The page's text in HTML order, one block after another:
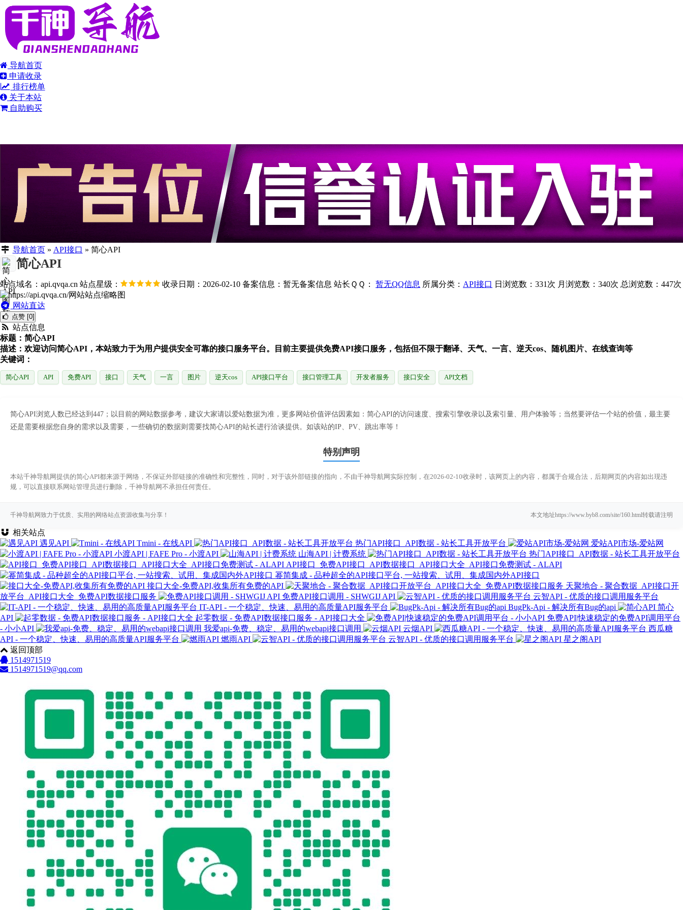
导航首页
申请收录
排行榜单
关于本站
自助购买
导航首页» API接口 » 简心API
简心API
站点域名：api.qvqa.cn 站点星级： 收录日期：2026-02-10 备案信息： 暂无备案信息 站长ＱＱ： 暂无QQ信息 所属分类： API接口 日浏览数：331次 月浏览数：340次 总浏览数：447次
网站直达
点赞 [0]
站点信息
标题：简心API
描述：欢迎访问简心API，本站致力于为用户提供安全可靠的接口服务平台。目前主要提供免费API接口服务，包括但不限于翻译、天气、一言、逆天cos、随机图片、在线查询等
关键词：
简心API API 免费API 接口 天气 一言 图片 逆天cos API接口平台 接口管理工具 开发者服务 接口安全 API文档
简心API浏览人数已经达到447；以目前的网站数据参考，建议大家请以爱站数据为准，更多网站价值评估因素如：简心API的访问速度、搜索引擎收录以及索引量、用户体验等；当然要评估一个站的价值，最主要
还是需要根据您自身的需求以及需要，一些确切的数据则需要找简心API的站长进行洽谈提供。如该站的IP、PV、跳出率等！
特别声明
本站千神导航网提供的简心API都来源于网络，不保证外部链接的准确性和完整性，同时，对于该外部链接的指向，不由千神导航网实际控制，在2026-02-10收录时，该网页上的内容，都属于合规合法，后期网页的内容如出现违
规，可以直接联系网站管理员进行删除，千神导航网不承担任何责任。
千神导航网致力于优质、实用的网络站点资源收集与分享！ 本文地址https://www.byb8.com/site/160.html转载请注明
相关站点
遇见API
Tmini - 在线API 热门API接口_API数据 - 站长工具开放平台
爱站API市场-爱站网
小渡API | FAFE Pro - 小渡API
山海API | 计费系统
热门API接口_API数据 - 站长工具开放平台
API接口_免费API接口_API数据接口_API接口大全_API接口免费测试 - ALAPI
幂简集成 - 品种超全的API接口平台, 一站搜索、试用、集成国内外API接口
接口大全-免费API,收集所有免费的API
天聚地合 - 聚合数据_API接口开
放平台_API接口大全_免费API数据接口服务
免费API接口调用 - SHWGIJ API
云智API - 优质的接口调用服务平台
IT-API - 一个稳定、快速、易用的高质量API服务平台
BugPk-Api - 解决所有Bug的api
简心
API
起零数据 - 免费API数据接口服务 - API接口大全
免费API|快速稳定的免费API调用平台
- 小小API
我爱api-免费、稳定、易用的webapi接口调用 云烟API
西瓜糖
API - 一个稳定、快速、易用的高质量API服务平台
燃雨API 云智API - 优质的接口调用服务平台
星之阁API
返回顶部
1514971519
1514971519@qq.com